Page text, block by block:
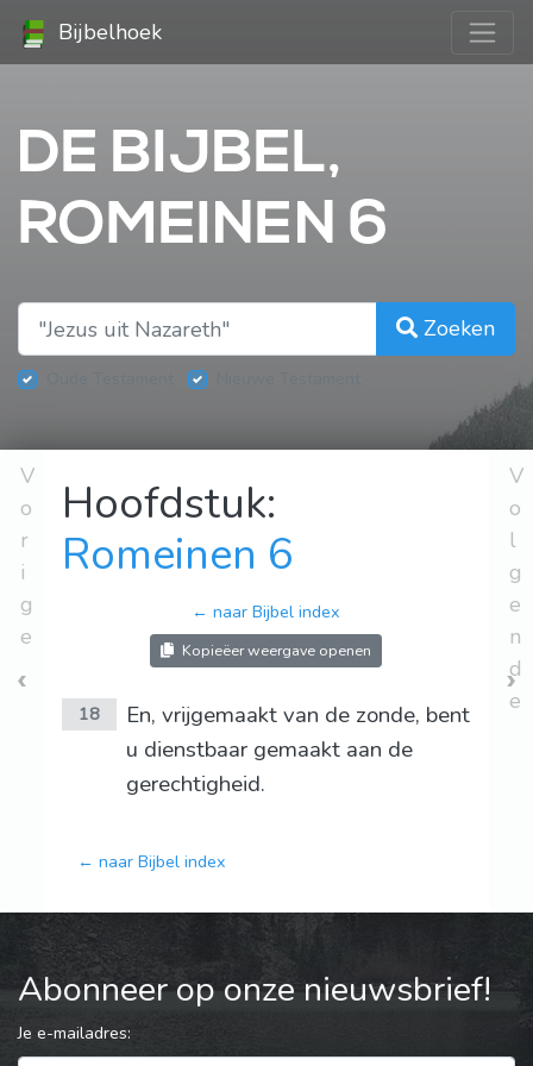
Bijbelhoek
DE BIJBEL,
ROMEINEN 6
Zoeken
V
o
r
i
g
e
Hoofdstuk:
Romeinen 6
← naar Bijbel index
Kopieëer weergave openen
18
En, vrijgemaakt van de zonde, bent
u dienstbaar gemaakt aan de
gerechtigheid.
← naar Bijbel index
V
o
l
g
e
n
d
e
Abonneer op onze nieuwsbrief!
Je e-mailadres: